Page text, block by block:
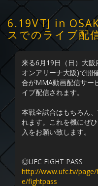
6.19VTJ in
スでのライブ配
来る6月19日（日）大阪
オンアリーナ大阪)で開
合がMMA動画配信サー
イブ配信されます。
本戦全試合はもちろん
れます。これを機にぜ
入をお願い致します。
◎UFC FIGHT PASS
http://www.ufc.tv/page/
e/fightpass